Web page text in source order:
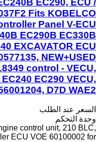
EC290, ECU /
Fits KOBELCO
Panel V-ECU
EC290B EC330B
EXCAVATOR ECU
NEW+USED
control - VECU,
EC290 VECU,
D7D WAE2
السعر عند الطلب
وحدة التحكم
control unit, 210 BLC,
ECU VOE 60100002 for...